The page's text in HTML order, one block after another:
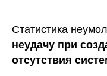
Статистика
неудачу при
отсутствия